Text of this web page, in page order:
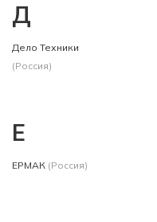
Д
Дело Техники
(Россия)
Е
ЕРМАК (Россия)